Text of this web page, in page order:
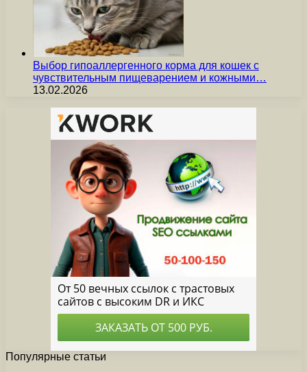
Выбор гипоаллергенного корма для кошек с
чувствительным пищеварением и кожными…
13.02.2026
Популярные статьи